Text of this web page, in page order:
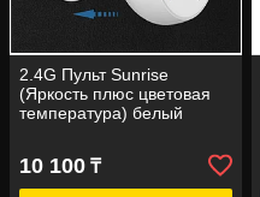
2.4G Пульт Sunrise
(Яркость плюс цветовая
температура) белый
10 100 ₸